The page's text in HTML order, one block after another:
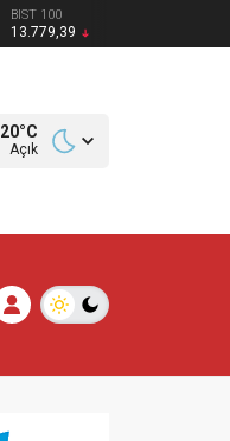
BIST 100
13.779,39
20°C
Açık